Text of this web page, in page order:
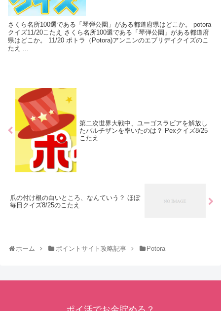
さくら名所100選である「琴弾公園」がある都道府県はどこか。 potora
クイズ11/20こたえ さくら名所100選である「琴弾公園」がある都道府
県はどこか。 11/20 ポトラ（Potora)アンニンのエブリデイクイズのこ
たえ ...
第二次世界大戦中、ユーゴスラビアを解放し
たパルチザンを率いたのは？ Pexクイズ8/25
こたえ
爪の付け根の白いところ、なんていう？ ほぼ
毎日クイズ8/25のこたえ
ホーム ポイントサイト攻略記事 Potora